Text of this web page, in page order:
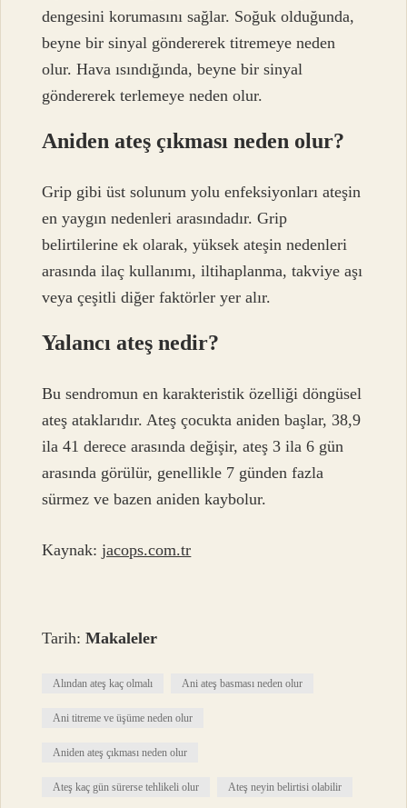
dengesini korumasını sağlar. Soğuk olduğunda,
beyne bir sinyal göndererek titremeye neden
olur. Hava ısındığında, beyne bir sinyal
göndererek terlemeye neden olur.
Aniden ateş çıkması neden olur?
Grip gibi üst solunum yolu enfeksiyonları ateşin
en yaygın nedenleri arasındadır. Grip
belirtilerine ek olarak, yüksek ateşin nedenleri
arasında ilaç kullanımı, iltihaplanma, takviye aşı
veya çeşitli diğer faktörler yer alır.
Yalancı ateş nedir?
Bu sendromun en karakteristik özelliği döngüsel
ateş ataklarıdır. Ateş çocukta aniden başlar, 38,9
ila 41 derece arasında değişir, ateş 3 ila 6 gün
arasında görülür, genellikle 7 günden fazla
sürmez ve bazen aniden kaybolur.
Kaynak:jacops.com.tr
Tarih:Makaleler
Alından ateş kaç olmalı Ani ateş basması neden olur
Ani titreme ve üşüme neden olur
Aniden ateş çıkması neden olur
Ateş kaç gün sürerse tehlikeli olur Ateş neyin belirtisi olabilir